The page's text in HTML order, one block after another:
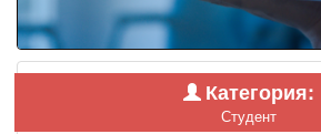
Категория:
Студент